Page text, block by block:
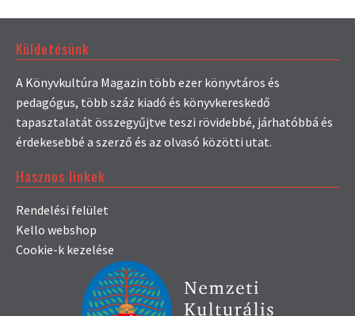
Küldetésünk
A Könyvkultúra Magazin több ezer könyvtáros és
pedagógus, több száz kiadó és könyvkereskedő
tapasztalatát összegyűjtve teszi rövidebbé, járhatóbbá és
érdekesebbé a szerző és az olvasó közötti utat.
Hasznos linkek
Rendelési felület
Kello webshop
Cookie-k kezelése